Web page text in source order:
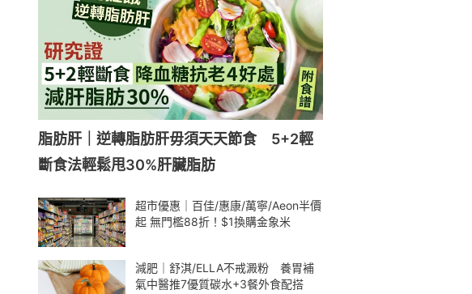
脂肪肝｜逆轉脂肪肝毋須天天節食 5+2輕
斷食法輕鬆甩30%肝臟脂肪
超市優惠｜百佳/惠康/萬寧/Aeon半價
起 無門檻88折！$1換購金象米
減肥｜舒淇/ELLA不戒澱粉 養胃補
氣中醫推7優質碳水+3餐外食配搭